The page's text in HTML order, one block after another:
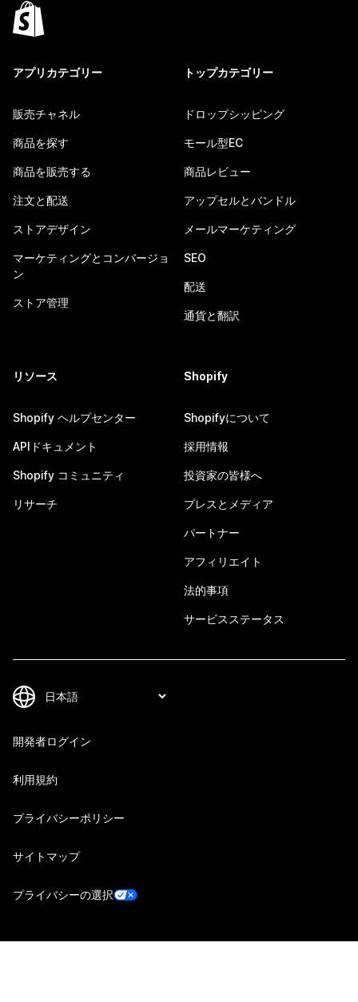
アプリカテゴリー
販売チャネル
商品を探す
商品を販売する
注文と配送
ストアデザイン
マーケティングとコンバージョ
ン
ストア管理
トップカテゴリー
ドロップシッピング
モール型EC
商品レビュー
アップセルとバンドル
メールマーケティング
SEO
配送
通貨と翻訳
リソース
Shopify ヘルプセンター
APIドキュメント
Shopify コミュニティ
リサーチ
Shopify
Shopifyについて
採用情報
投資家の皆様へ
プレスとメディア
パートナー
アフィリエイト
法的事項
サービスステータス
開発者ログイン
利用規約
プライバシーポリシー
サイトマップ
プライバシーの選択